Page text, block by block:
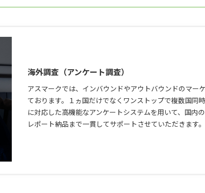
海外調査（アンケート調査）
アスマークでは、インバウンドやアウトバウンドのマー
ております。１ヵ国だけでなくワンストップで複数国同
に対応した高機能なアンケートシステムを用いて、国内
レポート納品まで一貫してサポートさせていただきます。